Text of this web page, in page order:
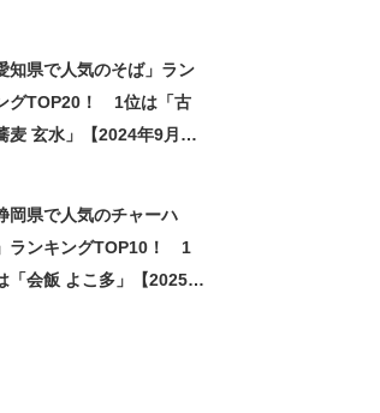
知県で人気のそば」ラン
グTOP20！ 1位は「古
麦 玄水」【2024年9月版
岡県で人気のチャーハ
ランキングTOP10！ 1
「会飯 よこ多」【2025年